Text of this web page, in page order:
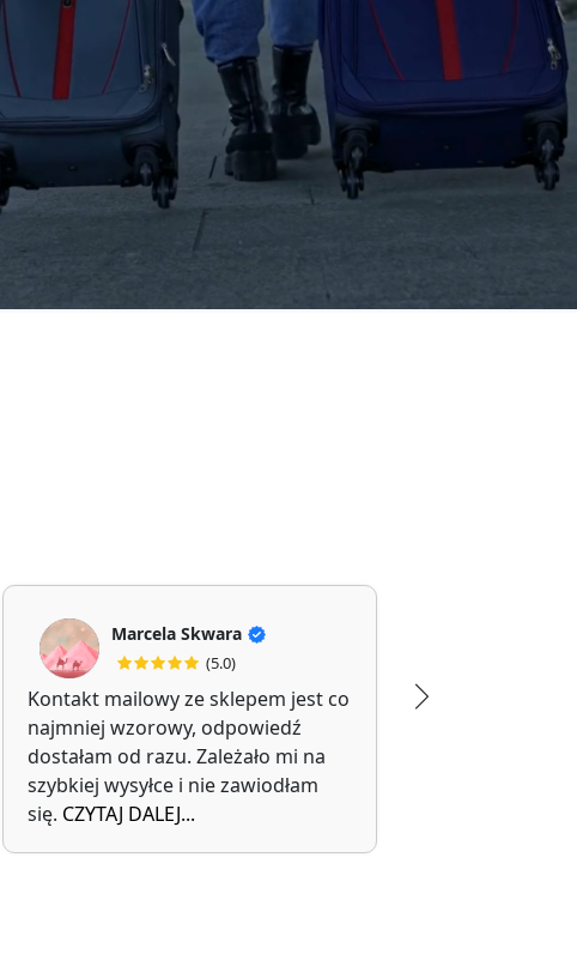
Marcela Skwara
(5.0)
Kontakt mailowy ze sklepem jest co
najmniej wzorowy, odpowiedź
dostałam od razu. Zależało mi na
szybkiej wysyłce i nie zawiodłam
się. CZYTAJ DALEJ...